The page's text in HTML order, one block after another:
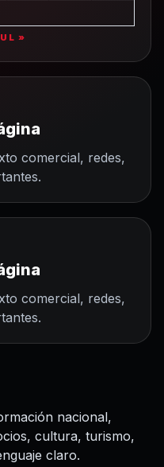
»
comercial, redes,
comercial, redes,
nacional,
cultura, turismo,
claro.